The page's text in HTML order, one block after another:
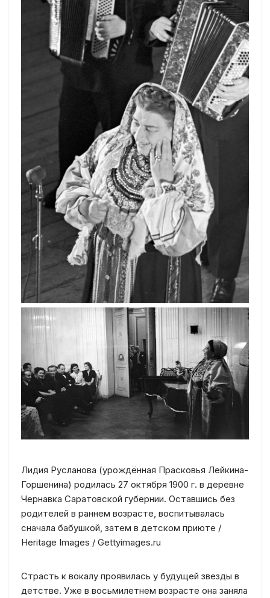
Лидия Русланова (урождённая Прасковья Лейкина-
Горшенина) родилась 27 октября 1900 г. в деревне
Чернавка Саратовской губернии. Оставшись без
родителей в раннем возрасте, воспитывалась
сначала бабушкой, затем в детском приюте /
Heritage Images / Gettyimages.ru
Страсть к вокалу проявилась у будущей звезды в
детстве. Уже в восьмилетнем возрасте она заняла